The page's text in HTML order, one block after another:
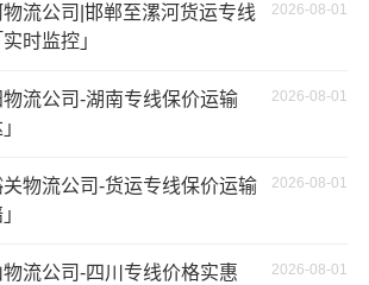
费请电话咨询。
较特殊，请您托运之前仔细清点您所托
果您的货物需要临时存放，请尽早最快
2026-08-01
流公司|邯郸至漯河货运专线
时监控」
2026-08-01
流公司-湖南专线保价运输
2026-08-01
物流公司-货运专线保价运输
2026-08-01
流公司-四川专线价格实惠